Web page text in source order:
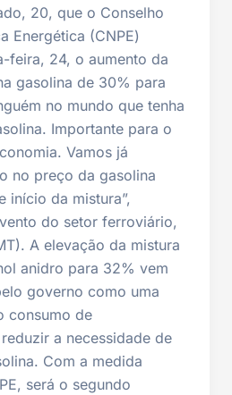
20, que o Conselho
Energética (CNPE)
feira, 24, o aumento da
gasolina de 30% para
no mundo que tenha
Importante para o
Vamos já
no preço da gasolina
início da mistura”,
do setor ferroviário,
A elevação da mistura
anidro para 32% vem
governo como uma
consumo de
a necessidade de
Com a medida
será o segundo